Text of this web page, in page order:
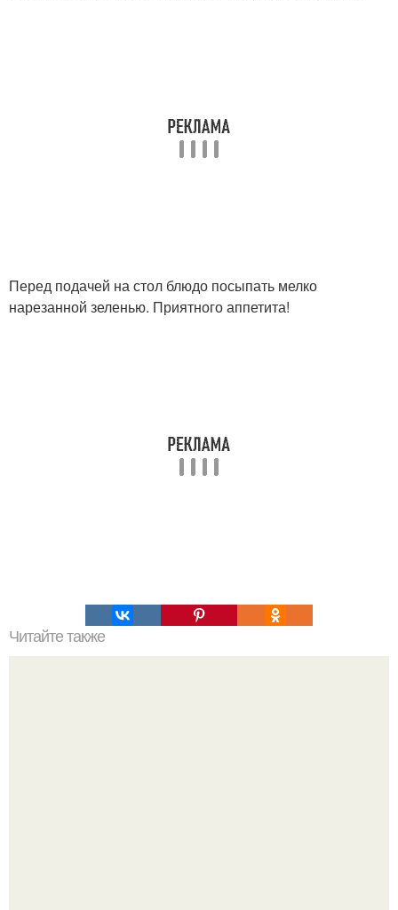
Перед подачей на стол блюдо посыпать мелко
нарезанной зеленью. Приятного аппетита!
Читайте также